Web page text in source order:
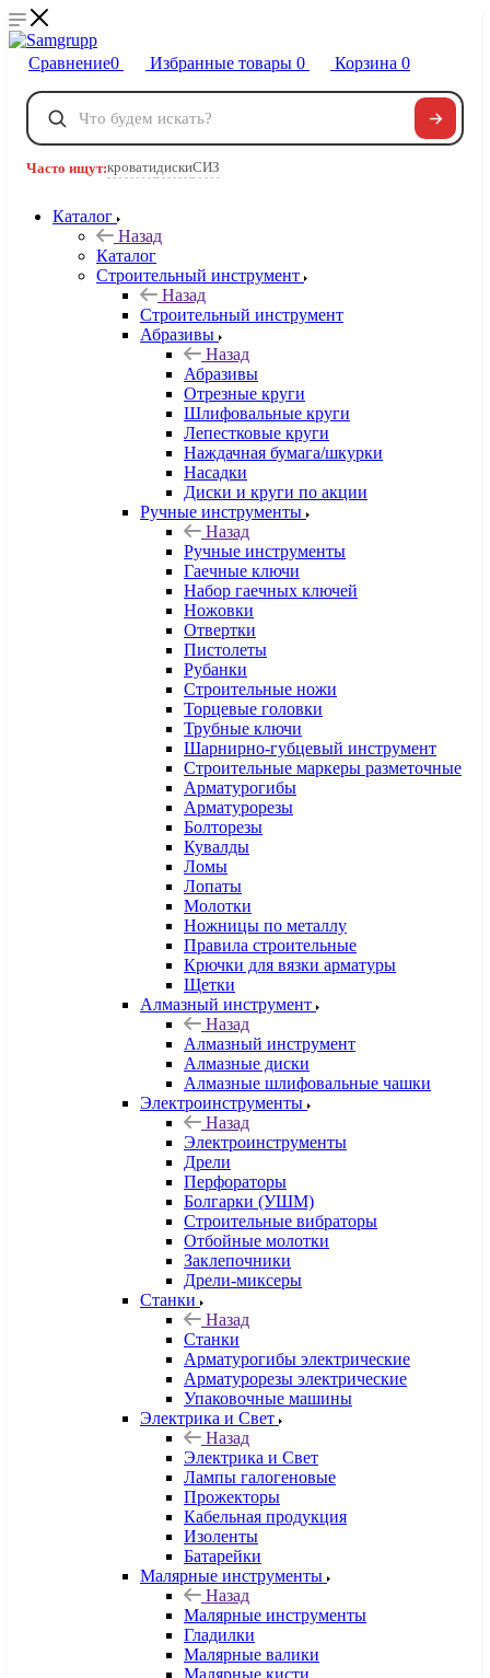
Сравнение0 Избранные товары 0 Корзина 0
Телефоны
8 800 222-40-09
Часто ищут:кроватидискиСИЗ
Каталог
Назад
Каталог
Строительный инструмент
Назад
Строительный инструмент
Абразивы
Назад
Абразивы
Отрезные круги
Шлифовальные круги
Лепестковые круги
Наждачная бумага/шкурки
Насадки
Диски и круги по акции
Ручные инструменты
Назад
Ручные инструменты
Гаечные ключи
Набор гаечных ключей
Ножовки
Отвертки
Пистолеты
Рубанки
Строительные ножи
Торцевые головки
Трубные ключи
Шарнирно-губцевый инструмент
Строительные маркеры разметочные
Арматурогибы
Арматурорезы
Болторезы
Кувалды
Ломы
Лопаты
Молотки
Ножницы по металлу
Правила строительные
Крючки для вязки арматуры
Щетки
Алмазный инструмент
Назад
Алмазный инструмент
Алмазные диски
Алмазные шлифовальные чашки
Электроинструменты
Назад
Электроинструменты
Дрели
Перфораторы
Болгарки (УШМ)
Строительные вибраторы
Отбойные молотки
Заклепочники
Дрели-миксеры
Станки
Назад
Станки
Арматурогибы электрические
Арматурорезы электрические
Упаковочные машины
Электрика и Свет
Назад
Электрика и Свет
Лампы галогеновые
Прожекторы
Кабельная продукция
Изоленты
Батарейки
Малярные инструменты
Назад
Малярные инструменты
Гладилки
Малярные валики
Малярные кисти